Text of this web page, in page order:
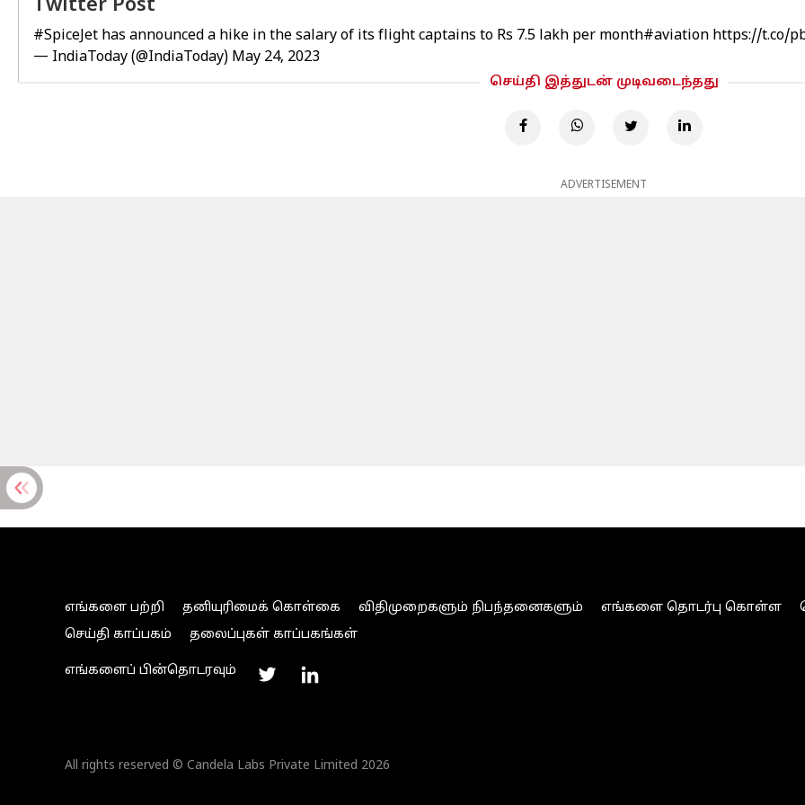
Twitter Post
#SpiceJet has announced a hike in the salary of its flight captains to Rs 7.5 lakh per month#aviation https://t.co/
— IndiaToday (@IndiaToday) May 24, 2023
செய்தி இத்துடன் முடிவடைந்தது
ADVERTISEMENT
எங்களை பற்றி தனியுரிமைக் கொள்கை விதிமுறைகளும் நிபந்தனைகளும் எங்களை தொடர்பு கொள்ள
செய்தி காப்பகம்
தலைப்புகள் காப்பகங்கள்
எங்களைப் பின்தொடரவும்
All rights reserved © Candela Labs Private Limited 2026